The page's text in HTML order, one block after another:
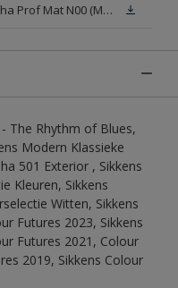
Veiligheidsinformatieblad Alpha Prof Mat N00 (MSDS)
The Rhythm of Blues,
Modern Klassieke
501 Exterior , Sikkens
Kleuren, Sikkens
Witten, Sikkens
Futures 2023, Sikkens
Futures 2021, Colour
2019, Sikkens Colour